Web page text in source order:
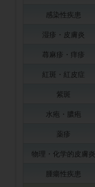
感染性疾患
湿疹・皮膚炎
蕁麻疹・痒疹
紅斑・紅皮症
紫斑
水疱・膿疱
薬疹
物理・化学的皮膚炎
腫瘍性疾患